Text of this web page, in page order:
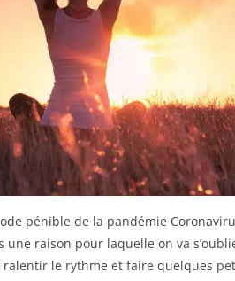
pénible de la pandémie
une raison pour laquelle on va
ralentir le rythme et faire quelques